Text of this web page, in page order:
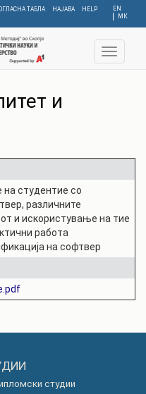
EN
МК
ТАБЛА НАЈАВА HELP
Toggle
и
на студентие со
различните
и искористување на тие
работа
на софтвер
студии